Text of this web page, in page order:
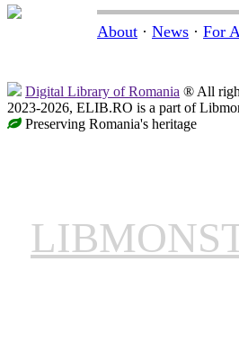
About · News · For
Digital Library of Romania ® All
2023-2026, ELIB.RO is a part of
Preserving Romania's heritage